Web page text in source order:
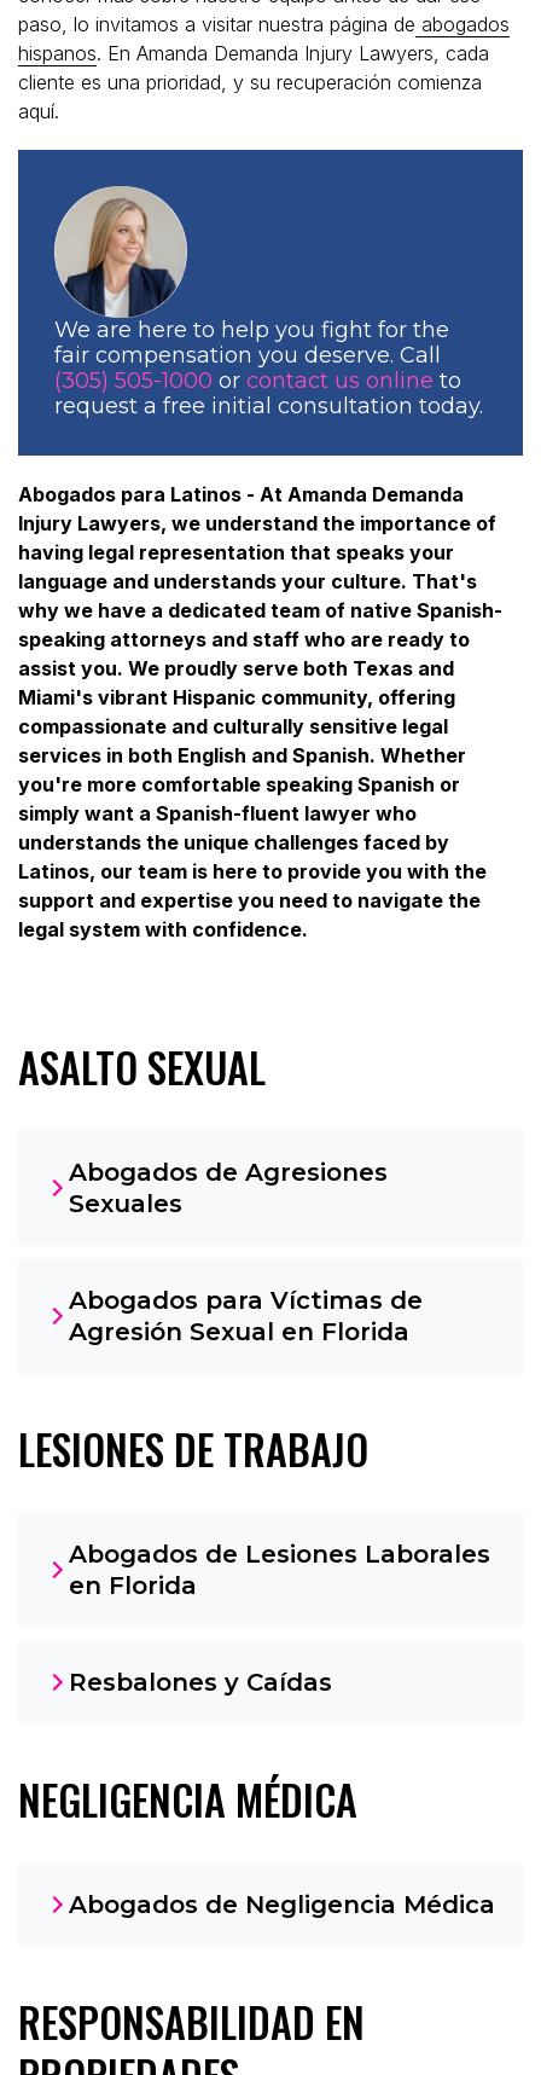
paso, lo invitamos a visitar nuestra página de abogados
hispanos. En Amanda Demanda Injury Lawyers, cada
cliente es una prioridad, y su recuperación comienza
aquí.
We are here to help you fight for the
fair compensation you deserve. Call
(305) 505-1000 or contact us online to
request a free initial consultation today.
Abogados para Latinos - At Amanda Demanda
Injury Lawyers, we understand the importance of
having legal representation that speaks your
language and understands your culture. That's
why we have a dedicated team of native Spanish-
speaking attorneys and staff who are ready to
assist you. We proudly serve both Texas and
Miami's vibrant Hispanic community, offering
compassionate and culturally sensitive legal
services in both English and Spanish. Whether
you're more comfortable speaking Spanish or
simply want a Spanish-fluent lawyer who
understands the unique challenges faced by
Latinos, our team is here to provide you with the
support and expertise you need to navigate the
legal system with confidence.
ASALTO SEXUAL
Abogados de Agresiones
Sexuales
Abogados para Víctimas de
Agresión Sexual en Florida
LESIONES DE TRABAJO
Abogados de Lesiones Laborales
en Florida
Resbalones y Caídas
NEGLIGENCIA MÉDICA
Abogados de Negligencia Médica
RESPONSABILIDAD EN